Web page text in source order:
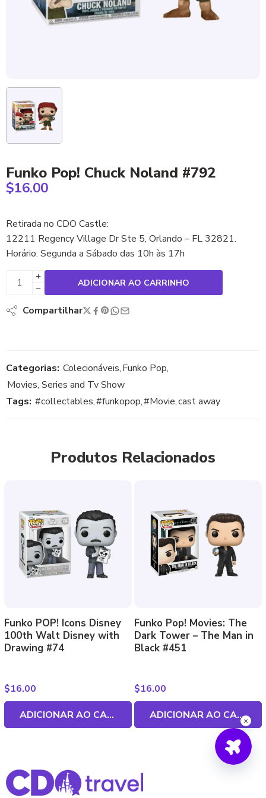
Funko Pop! Chuck Noland #792
$16.00
Retirada no CDO Castle:
12211 Regency Village Dr Ste 5, Orlando – FL 32821.
Horário: Segunda a Sábado das 10h às 17h
ADICIONAR AO CARRINHO
Compartilhar
Categorias: Colecionáveis,Funko Pop,
Movies, Series and Tv Show
Tags: #collectables,#funkopop,#Movie,cast away
Produtos Relacionados
Funko POP! Icons Disney
100th Walt Disney with
Drawing #74
$16.00
ADICIONAR AO CARRINHO
Funko Pop! Movies: The
Dark Tower – The Man in
Black #451
$16.00
ADICIONAR AO CARRINHO